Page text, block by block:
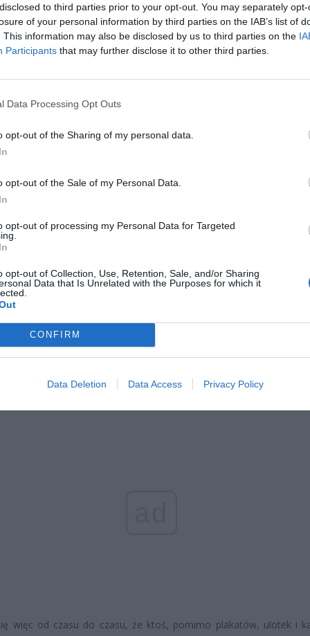
to third parties prior to your opt-out. You may separately
of your personal information by third parties on the IAB’s list of
This information may also be disclosed by us to third parties on the
Participants that may further disclose it to other third parties.
Data Processing Opt Outs
opt-out of the Sharing of my personal data.
opt-out of the Sale of my Personal Data.
opt-out of processing my Personal Data for Targeted
opt-out of Collection, Use, Retention, Sale, and/or Sharing
Data that Is Unrelated with the Purposes for which it
CONFIRM
Data Deletion Data Access Privacy Policy
Fot. Warszawa w Pigułce
i mniej uciążliwych pasażerów.
obywatel Ukrainy zaatakował zakonnicę i zerwał jej
nastąpił zwrot w sprawie
3600 zł miesięcznie zamiast 800+. Nowa propozycja dla
dzieci do 3. roku życia
2026 19:29
więc od czasu do czasu, że ktoś, pomimo plakatów, ulotek i